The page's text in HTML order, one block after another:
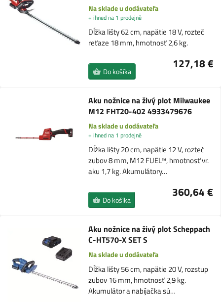
Na sklade u dodávateľa
+ ihned na 1 prodejně
Dĺžka lišty 62 cm, napätie 18 V, rozteč
reťaze 18 mm, hmotnosť 2,6 kg.
127,18 €
Do košíka
Aku nožnice na živý plot Milwaukee
M12 FHT20-402 4933479676
Na sklade u dodávateľa
+ ihned na 1 prodejně
Dĺžka lišty 20 cm, napätie 12 V, rozteč
zubov 8 mm, M12 FUEL™, hmotnosť vr.
aku 1,7 kg. Akumulátory…
360,64 €
Do košíka
Aku nožnice na živý plot Scheppach
C-HT570-X SET S
Na sklade u dodávateľa
Dĺžka lišty 56 cm, napätie 20 V, rozstup
zubov 16 mm, hmotnosť 2,9 kg.
Akumulátor a nabíjačka sú…